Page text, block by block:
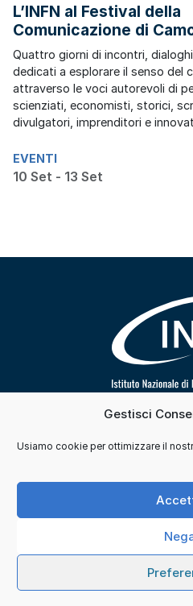
Gestisci
Usiamo cookie per ottimizzare il
L’INFN al Festival della
Comunicazione di
Quattro giorni di incontri,
dedicati a esplorare il senso del
attraverso le voci autorevoli di
scienziati, economisti, storici,
divulgatori, imprenditori e
EVENTI
10 Set - 13 Set
Segui INFN su
Contatti Cookie e
Credits
© 2026 Istituto Nazionale di